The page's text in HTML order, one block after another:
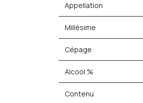
Appellation
Millésime
Cépage
Alcool %
Contenu